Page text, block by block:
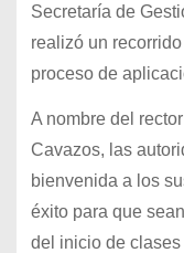
Secretaría de
realizó un
proceso de
A nombre del
Cavazos, las
bienvenida a los
éxito para que
del inicio de